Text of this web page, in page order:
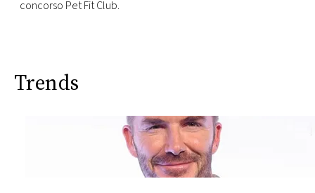
concorso Pet Fit Club.
Trends